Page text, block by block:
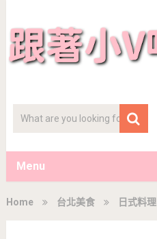
Menu
Home 台北美食 日式料理